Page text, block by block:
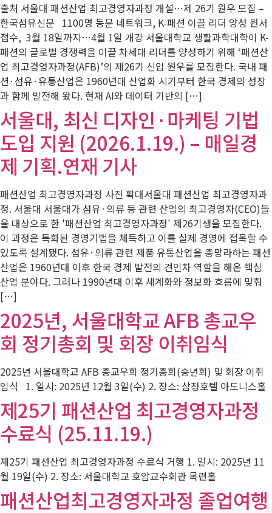
출처 서울대 패션산업 최고경영자과정 개설…제 26기 원우 모집 –
한국섬유신문 1100명 동문 네트워크, K-패션 이끌 리더 양성 원서
접수, 3월 18일까지…4월 1일 개강 서울대학교 생활과학대학이 K-
패션의 글로벌 경쟁력을 이끌 차세대 리더를 양성하기 위해 ‘패션산
업 최고경영자과정(AFB)’의 제26기 신입 원우를 모집한다. 국내 패
션·섬유·유통산업은 1960년대 산업화 시기부터 한국 경제의 성장
과 함께 발전해 왔다. 현재 AI와 데이터 기반의 […]
서울대, 최신 디자인·마케팅 기법
도입 지원 (2026.1.19.) – 매일경
제 기획.연재 기사
패션산업 최고경영자과정 사진 확대서울대 패션산업 최고경영자과
정. 서울대 서울대가 섬유·의류 등 관련 산업의 최고경영자(CEO)들
을 대상으로 한 '패션산업 최고경영자과정' 제26기생을 모집한다.
이 과정은 특화된 경영기법을 체득하고 이를 실제 경영에 접목할 수
있도록 설계됐다. 섬유·의류 관련 제품 유통산업을 총망라하는 패션
산업은 1960년대 이후 한국 경제 발전의 견인차 역할을 해온 핵심
산업 분야다. 그러나 1990년대 이후 세계화와 정보화 흐름에 맞춰
[…]
2025년, 서울대학교 AFB 총교우
회 정기총회 및 회장 이취임식
2025년 서울대학교 AFB 총교우회 정기총회(송년회) 및 회장 이취
임식 1. 일시: 2025년 12월 3일(수) 2. 장소: 삼정호텔 아도니스홀
제25기 패션산업 최고경영자과정
수료식 (25.11.19.)
제25기 패션산업 최고경영자과정 수료식 거행 1. 일시: 2025년 11
월 19일(수) 2. 장소: 서울대학교 호암교수회관 목련홀
패션산업최고경영자과정 졸업여행